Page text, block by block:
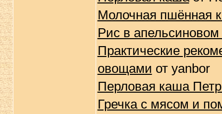
Молочная пшённая
Рис в апельсиновом
Практические
овощами от yanbor
Перловая каша
Гречка с мясом и